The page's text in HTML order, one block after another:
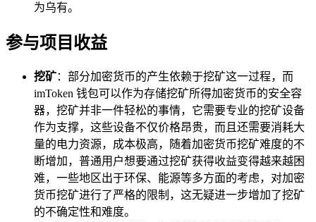
为乌有。
参与项目收益
挖矿：部分加密货币的产生依赖于挖矿这一过程，而
imToken 钱包可以作为存储挖矿所得加密货币的安全容
器，挖矿并非一件轻松的事情，它需要专业的挖矿设备
作为支撑，这些设备不仅价格昂贵，而且还需要消耗大
量的电力资源，成本极高，随着加密货币挖矿难度的不
断增加，普通用户想要通过挖矿获得收益变得越来越困
难，一些地区出于环保、能源等多方面的考虑，对加密
货币挖矿进行了严格的限制，这无疑进一步增加了挖矿
的不确定性和难度。